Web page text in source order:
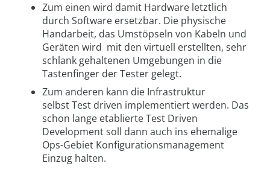
Zum einen wird damit Hardware letztlich
durch Software ersetzbar. Die physische
Handarbeit, das Umstöpseln von Kabeln und
Geräten wird mit den virtuell erstellten, sehr
schlank gehaltenen Umgebungen in die
Tastenfinger der Tester gelegt.
Zum anderen kann die Infrastruktur
selbst Test driven implementiert werden. Das
schon lange etablierte Test Driven
Development soll dann auch ins ehemalige
Ops-Gebiet Konfigurationsmanagement
Einzug halten.